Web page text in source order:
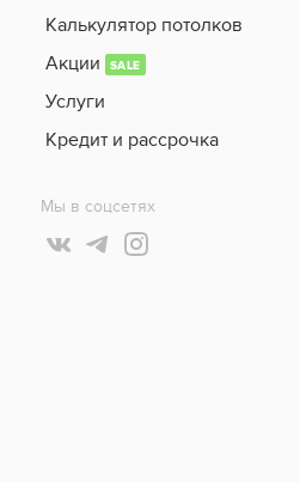
Калькулятор потолков
Акции
SALE
Услуги
Кредит и рассрочка
Мы в соцсетях